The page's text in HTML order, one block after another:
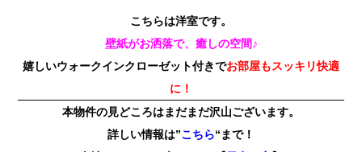
こちらは洋室です。
壁紙がお洒落で、癒しの空間♪
嬉しいウォークインクローゼット付きでお部屋もスッキリ快適
に！
本物件の見どころはまだまだ沢山ございます。
詳しい情報は”こちら“まで！